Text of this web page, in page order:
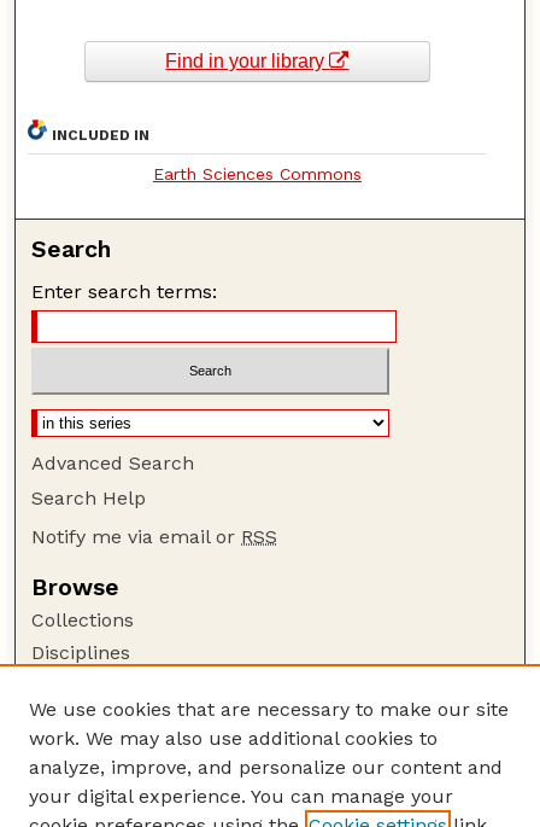
Find in your library
INCLUDED IN
Earth Sciences Commons
Search
Enter search terms:
Advanced Search
Search Help
Notify me via email or RSS
Browse
Collections
Disciplines
Author Corner
Author FAQ
Guide to Submitting
We use cookies that are necessary to make our site
work. We may also use additional cookies to
analyze, improve, and personalize our content and
your digital experience. You can manage your